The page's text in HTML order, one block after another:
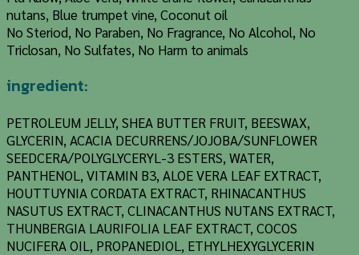
nutans, Blue trumpet vine, Coconut oil
No Steriod, No Paraben, No Fragrance, No Alcohol, No
Triclosan, No Sulfates, No Harm to animals
ingredient:
PETROLEUM JELLY, SHEA BUTTER FRUIT, BEESWAX,
GLYCERIN, ACACIA DECURRENS/JOJOBA/SUNFLOWER
SEEDCERA/POLYGLYCERYL-3 ESTERS, WATER,
PANTHENOL, VITAMIN B3, ALOE VERA LEAF EXTRACT,
HOUTTUYNIA CORDATA EXTRACT, RHINACANTHUS
NASUTUS EXTRACT, CLINACANTHUS NUTANS EXTRACT,
THUNBERGIA LAURIFOLIA LEAF EXTRACT, COCOS
NUCIFERA OIL, PROPANEDIOL, ETHYLHEXYGLYCERIN